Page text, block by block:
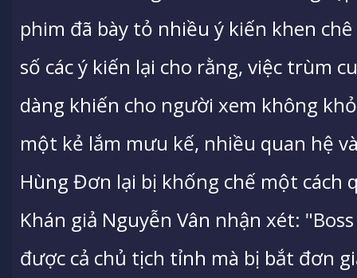
phim đã bày tỏ nhiều ý kiến khen
số các ý kiến lại cho rằng, việc trùm
dàng khiến cho người xem không
một kẻ lắm mưu kế, nhiều quan hệ
Hùng Đơn lại bị khống chế một cách
Khán giả Nguyễn Vân nhận xét:
được cả chủ tịch tỉnh mà bị bắt đơn